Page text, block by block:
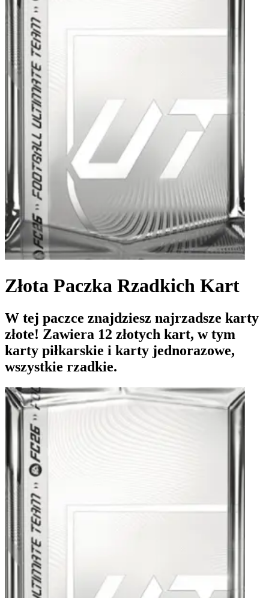
Złota Paczka Rzadkich Kart
W tej paczce znajdziesz najrzadsze karty
złote! Zawiera 12 złotych kart, w tym
karty piłkarskie i karty jednorazowe,
wszystkie rzadkie.